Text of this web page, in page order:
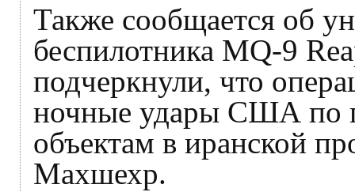
Также сообщается об
беспилотника MQ-9
подчеркнули, что
ночные удары США по
объектам в иранской
Махшехр.